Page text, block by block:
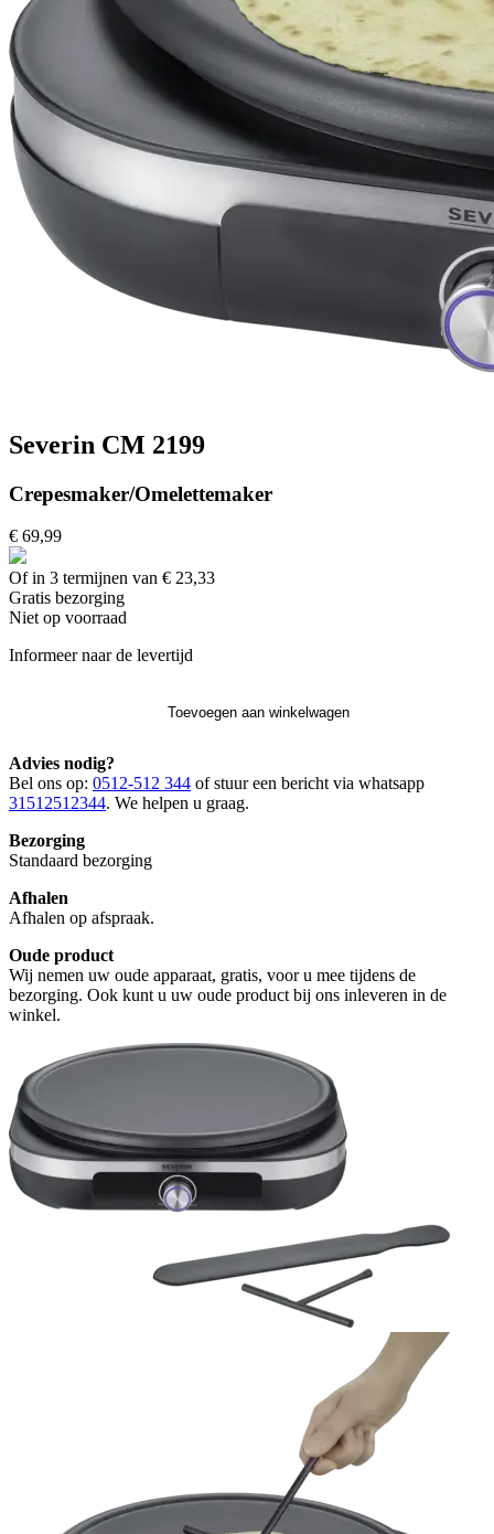
Severin CM 2199
Crepesmaker/Omelettemaker
€ 69,99
Of in 3 termijnen van € 23,33
Gratis bezorging
Niet op voorraad
Informeer naar de levertijd
Toevoegen aan winkelwagen
Advies nodig?
Bel ons op: 0512-512 344 of stuur een bericht via whatsapp
31512512344. We helpen u graag.
Bezorging
Standaard bezorging
Afhalen
Afhalen op afspraak.
Oude product
Wij nemen uw oude apparaat, gratis, voor u mee tijdens de
bezorging. Ook kunt u uw oude product bij ons inleveren in de
winkel.